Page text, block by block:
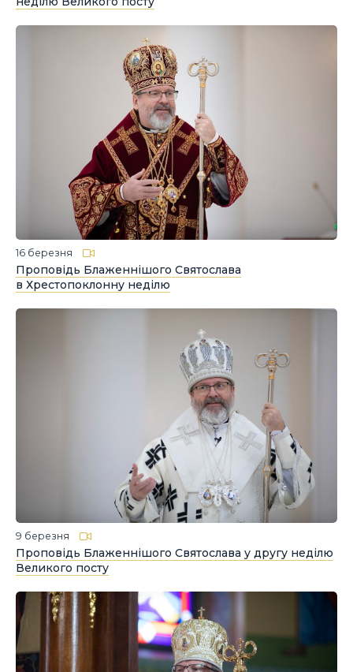
16 березня
Проповідь Блаженнішого Святослава
в Хрестопоклонну неділю
9 березня
Проповідь Блаженнішого Святослава у другу неділю
Великого посту